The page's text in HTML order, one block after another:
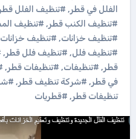
الفلل في قطر, #تنظيف الفلل قطر
#تنظيف الكنب قطر, #تنظيف
#تنظيف خزانات, #تنظيف
#تنظيف فلل, #تنظيف فلل قطر,
قطر, #تنظيفات, #تنظيفات قطر,
في قطر, #شركة تنظيف قطر,
تنظيفات قطر, #قطريات